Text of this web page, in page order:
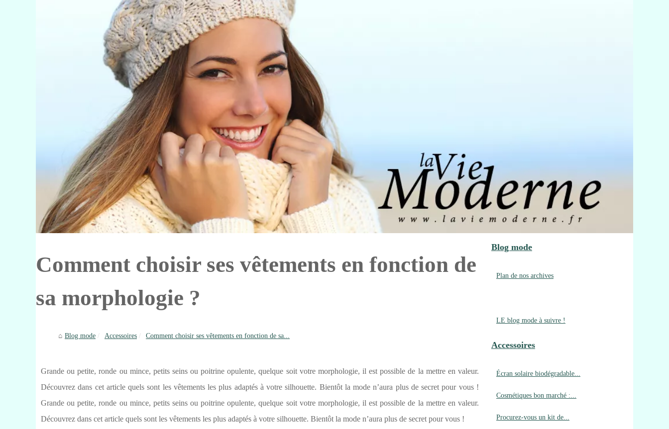
Comment choisir ses vêtements en fonction de
sa morphologie ?
Blog mode Accessoires Comment choisir ses vêtements en fonction de sa...
Grande ou petite, ronde ou mince, petits seins ou poitrine opulente, quelque soit votre morphologie, il est possible de la mettre en valeur.
Découvrez dans cet article quels sont les vêtements les plus adaptés à votre silhouette. Bientôt la mode n’aura plus de secret pour vous !
Grande ou petite, ronde ou mince, petits seins ou poitrine opulente, quelque soit votre morphologie, il est possible de la mettre en valeur.
Découvrez dans cet article quels sont les vêtements les plus adaptés à votre silhouette. Bientôt la mode n’aura plus de secret pour vous !
Blog mode
Plan de nos archives
LE blog mode à suivre !
Accessoires
Écran solaire biodégradable...
Cosmétiques bon marché :...
Procurez-vous un kit de...